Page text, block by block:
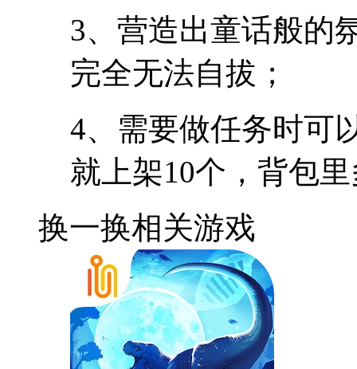
3、营造出童话般的
完全无法自拔；
4、需要做任务时可
就上架10个，背包
换一换相关游戏